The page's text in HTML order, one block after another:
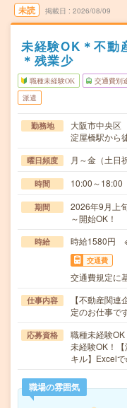
未読 掲載日 2026/08/09
未経験OK＊不動
＊残業少
職種未経験OK 交通費別
派遣
勤務地
大阪市中央区
淀屋橋駅から
曜日頻度 月～金（土日
時間 10:00～
期間
2026年9月上
～開始OK！
時給 時給1580円
交通費
交通費規定に
仕事内容
【不動産関
定のお仕事で
応募資格
職種未経験
未経験OK！
キル】Excel
職場の雰囲気